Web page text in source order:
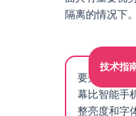
隔离的情况下。
技术指
要开始使用
幕比智能手
整亮度和字